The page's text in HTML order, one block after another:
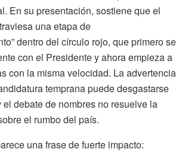
En su presentación, sostiene que el
una etapa de
dentro del círculo rojo, que primero se
con el Presidente y ahora empieza a
con la misma velocidad. La advertencia
temprana puede desgastarse
el debate de nombres no resuelve la
el rumbo del país.
una frase de fuerte impacto: